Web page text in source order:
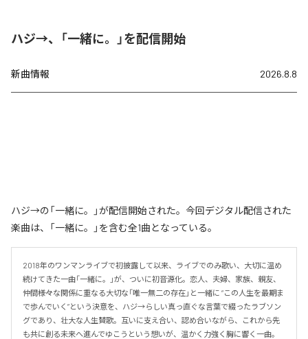
ハジ→、「一緒に。」を配信開始
新曲情報 2026.8.8
ハジ→の「一緒に。」が配信開始された。今回デジタル配信された
楽曲は、「一緒に。」を含む全1曲となっている。
2018年のワンマンライブで初披露して以来、ライブでのみ歌い、大切に温め
続けてきた一曲「一緒に。」が、ついに初音源化。恋人、夫婦、家族、親友、
仲間――様々な関係に重なる大切な「唯一無二の存在」と一緒に “この人生を最期ま
で歩んでいく”という決意を、ハジ→らしい真っ直ぐな言葉で綴ったラブソン
グであり、壮大な人生賛歌。互いに支え合い、認め合いながら、これから先
も共に創る未来へ進んでゆこうという想いが、温かく力強く胸に響く一曲。